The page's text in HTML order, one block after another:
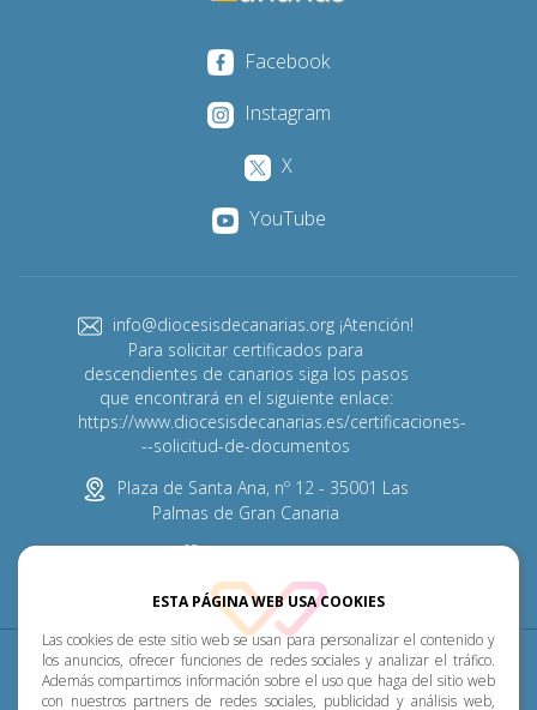
ESTA PÁGINA WEB USA COOKIES
Las cookies de este sitio web se usan para personalizar el contenido y
los anuncios, ofrecer funciones de redes sociales y analizar el tráfico.
Además compartimos información sobre el uso que haga del sitio web
con nuestros partners de redes sociales, publicidad y análisis web,
Facebook
Instagram
X
YouTube
info@diocesisdecanarias.org ¡Atención!
Para solicitar certificados para
descendientes de canarios siga los pasos
que encontrará en el siguiente enlace:
https://www.diocesisdecanarias.es/certificaciones-
--solicitud-de-documentos
Plaza de Santa Ana, nº 12 - 35001 Las
Palmas de Gran Canaria
Diócesis Pastoral P. Menor Cumplimiento